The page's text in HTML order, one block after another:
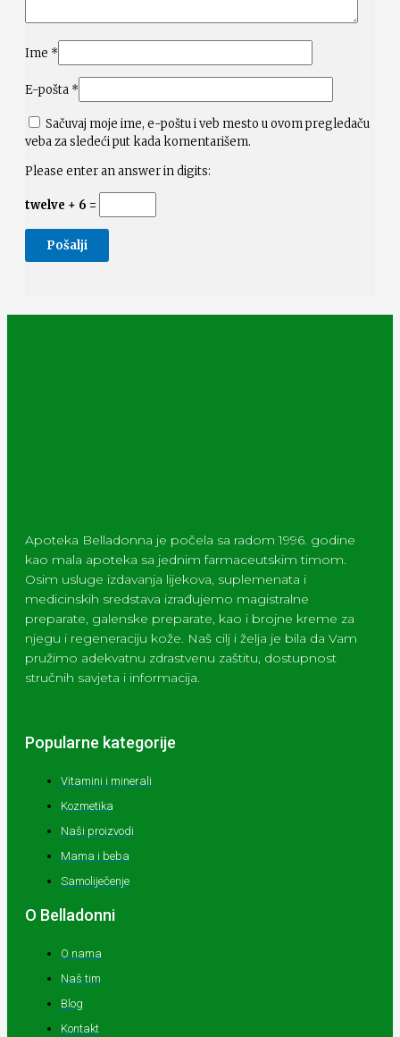
Ime *
E-pošta *
Sačuvaj moje ime, e-poštu i veb mesto u ovom pregledaču
veba za sledeći put kada komentarišem.
Please enter an answer in digits:
twelve + 6 =
Apoteka Belladonna je počela sa radom 1996. godine
kao mala apoteka sa jednim farmaceutskim timom.
Osim usluge izdavanja lijekova, suplemenata i
medicinskih sredstava izrađujemo magistralne
preparate, galenske preparate, kao i brojne kreme za
njegu i regeneraciju kože. Naš cilj i želja je bila da Vam
pružimo adekvatnu zdrastvenu zaštitu, dostupnost
stručnih savjeta i informacija.
Popularne kategorije
Vitamini i minerali
Kozmetika
Naši proizvodi
Mama i beba
Samoliječenje
O Belladonni
O nama
Naš tim
Blog
Kontakt